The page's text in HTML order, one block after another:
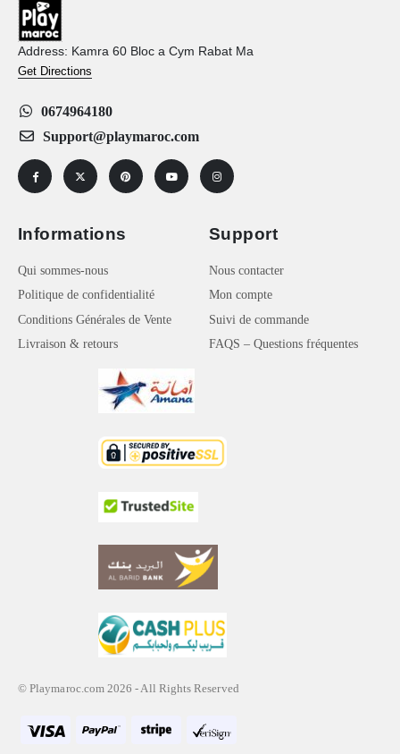
Address: Kamra 60 Bloc a Cym Rabat Ma
Get Directions
0674964180
Support@playmaroc.com
Informations
Qui sommes-nous
Politique de confidentialité
Conditions Générales de Vente
Livraison & retours
Support
Nous contacter
Mon compte
Suivi de commande
FAQS – Questions fréquentes
© Playmaroc.com 2026 - All Rights Reserved